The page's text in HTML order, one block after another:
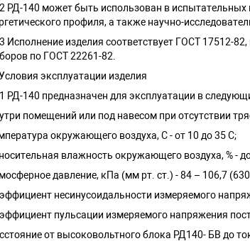
РД-140 может быть использован в
профиля, а также научно-
Исполнение изделия соответствует ГОСТ 17512-
по ГОСТ 22261-82.
эксплуатации изделия
РД-140 предназначен для эксплуатации в
помещений или под навесом при отсутствии
окружающего воздуха, С - от 10 до 35 С;
влажность окружающего воздуха, % -
давление, кПа (мм рт. ст.) - 84 – 106,7
несинусоидальности измеряемого
пульсации измеряемого напряжения
от высоковольтного блока РД140- БВ до